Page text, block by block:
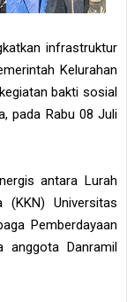
infrastruktur
Kelurahan
bakti sosial
pada Rabu 08 Juli
antara Lurah
(KKN) Universitas
Pemberdayaan
anggota Danramil